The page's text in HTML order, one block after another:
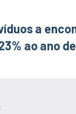
a
ao ano